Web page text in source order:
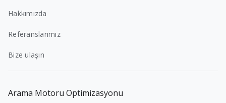
Hakkımızda
Referanslarımız
Bize ulaşın
Arama Motoru Optimizasyonu